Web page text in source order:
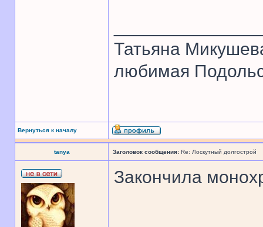
Татьяна
любимая
Вернуться к началу
tanya Заголовок сообщения: Re: Лоскутный долгострой
Закончила